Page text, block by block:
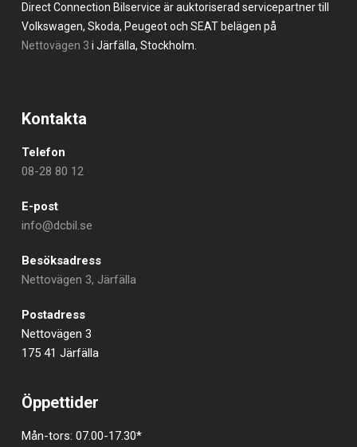
Direct Connection Bilservice är auktoriserad servicepartner till
Volkswagen, Skoda, Peugeot och SEAT belägen på
Nettovägen 3 i Järfälla, Stockholm.
Kontakta
Telefon
08-28 80 12
E-post
info@dcbil.se
Besöksadress
Nettovägen 3, Järfälla
Postadress
Nettovägen 3
175 41 Järfälla
Öppettider
Mån-tors: 07.00-17.30*